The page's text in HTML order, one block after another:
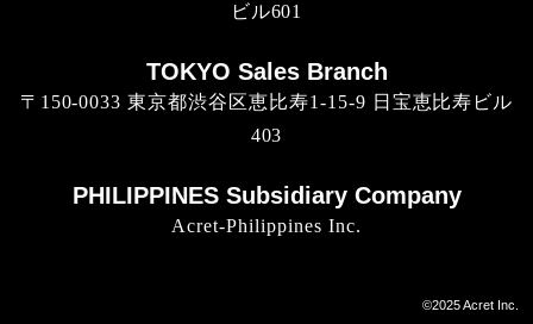
ビル601
TOKYO Sales Branch
〒150-0033 東京都渋谷区恵比寿1-15-9 日宝恵比寿ビル
403
PHILIPPINES Subsidiary Company
Acret-Philippines Inc.
©︎2025 Acret Inc.